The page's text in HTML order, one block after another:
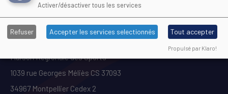
Maison Régionale des Sports
1039 rue Georges Méliès CS 37093
34967 Montpellier Cedex 2
Activer/désactiver tous les services
Refuser Accepter les services selectionnés Tout accepter
Propulsé par Klaro!